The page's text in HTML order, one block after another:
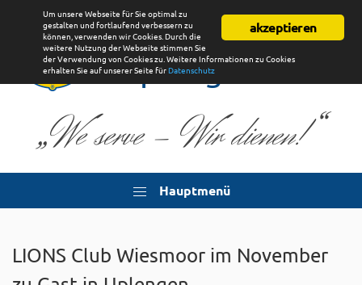
Lions Club
Uplengen
„We serve - Wir dienen!“
Hauptmenü
LIONS Club Wiesmoor im November
akzeptieren
Um unsere Webseite für Sie optimal zu
gestalten und fortlaufend verbessern zu
können, verwenden wir Cookies. Durch die
weitere Nutzung der Webseite stimmen Sie
der Verwendung von Cookies zu. Weitere Informationen zu Cookies
erhalten Sie auf unserer Seite fürDatenschutz